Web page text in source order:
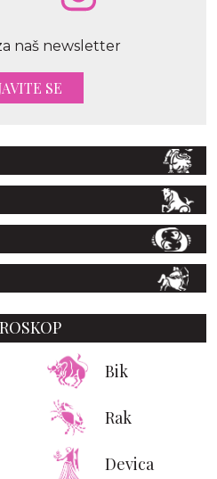
naš newsletter
SE
Bik
Rak
Devica